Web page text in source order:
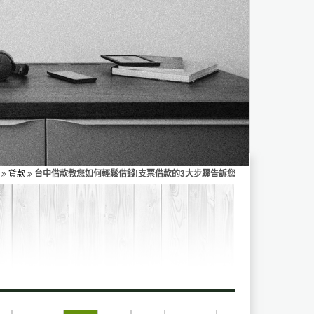
貸款 台中借款教您如何輕鬆借錢!支票借款的3大步驟告訴您